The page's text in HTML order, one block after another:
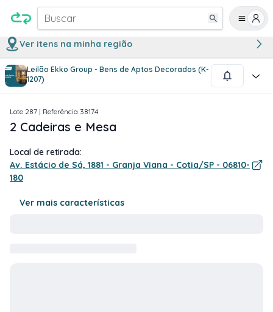
Buscar
Ver itens na minha região
Leilão Ekko Group - Bens de Aptos Decorados (K-
1207)
1/3
Lote 287 | Referência 38174
2 Cadeiras e Mesa
Local de retirada:
Av. Estácio de Sá, 1881 - Granja Viana - Cotia/SP - 06810-
180
Ver mais características